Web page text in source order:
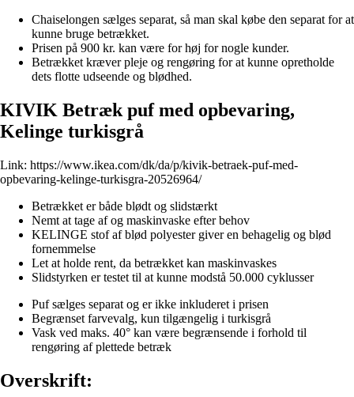
Chaiselongen sælges separat, så man skal købe den separat for at
kunne bruge betrækket.
Prisen på 900 kr. kan være for høj for nogle kunder.
Betrækket kræver pleje og rengøring for at kunne opretholde
dets flotte udseende og blødhed.
KIVIK Betræk puf med opbevaring,
Kelinge turkisgrå
Link: https://www.ikea.com/dk/da/p/kivik-betraek-puf-med-
opbevaring-kelinge-turkisgra-20526964/
Betrækket er både blødt og slidstærkt
Nemt at tage af og maskinvaske efter behov
KELINGE stof af blød polyester giver en behagelig og blød
fornemmelse
Let at holde rent, da betrækket kan maskinvaskes
Slidstyrken er testet til at kunne modstå 50.000 cyklusser
Puf sælges separat og er ikke inkluderet i prisen
Begrænset farvevalg, kun tilgængelig i turkisgrå
Vask ved maks. 40° kan være begrænsende i forhold til
rengøring af plettede betræk
Overskrift: